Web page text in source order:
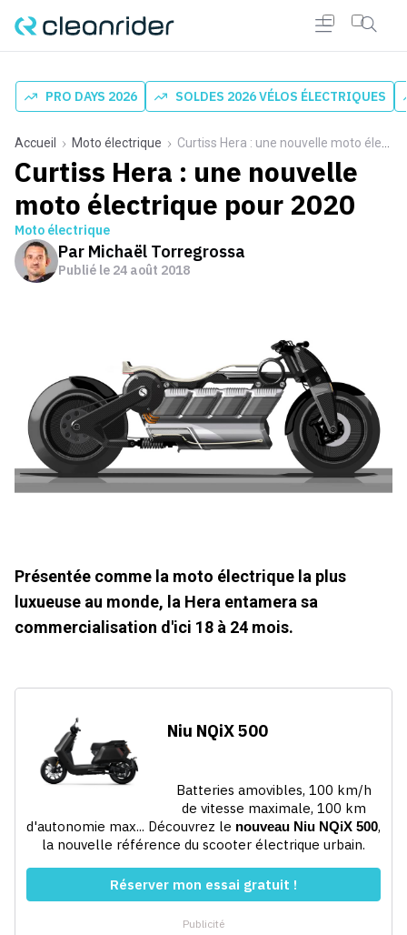
PRO DAYS 2026 SOLDES 2026 VÉLOS ÉLECTRIQUES
Accueil Moto électrique Curtiss Hera : une nouvelle moto électrique pour 2020
Curtiss Hera : une nouvelle
moto électrique pour 2020
Moto électrique
Par Michaël Torregrossa
Publié le 24 août 2018
Présentée comme la moto électrique la plus
luxueuse au monde, la Hera entamera sa
commercialisation d'ici 18 à 24 mois.